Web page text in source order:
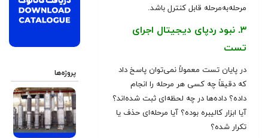
مرحله‌به‌مرحله قابل کنترل باشد.
۳. نبود ردپای دیجیتال اجرای
تست
در پایان تست معمولاً نمی‌توان پاسخ داد
که دقیقاً چه کسی هر مرحله را انجام
داده؟ داده‌ها در چه لحظه‌ای ثبت شده‌اند؟
آیا ابزار کالیبره بوده؟ آیا مرحله‌ای حذف یا
تکرار شده؟
پروژه‌ها